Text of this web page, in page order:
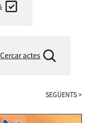
Cercar actes
SEGÜENTS>